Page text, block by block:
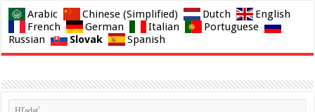
Arabic Chinese (Simplified) Dutch
English
French
German Italian
Portuguese
Russian
Slovak Spanish